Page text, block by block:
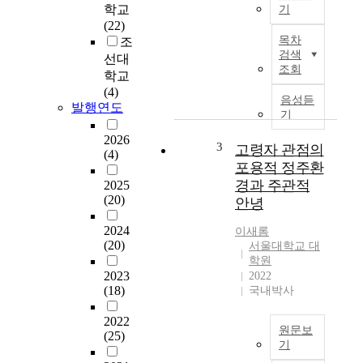
학교
(22)
조
선대
학교
(4)
발행연도
2026
(4)
2025
(20)
2024
(20)
2023
(18)
2022
(25)
기
목차
검색
조회
음성듣
기
3
고령자 관점의
포용적 정주환
경과 주관적
안녕
이새롬
서울대학교 대
학원
2022
국내박사
원문보
기